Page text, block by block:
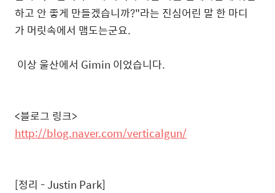
하고 안 좋게 만들겠습니까?"라는 진심어린 말 한 마디
가 머릿속에서 맴도는군요.
이상 울산에서 Gimin 이었습니다.
<블로그 링크>
http://blog.naver.com/verticalgun/
[정리 - Justin Park]